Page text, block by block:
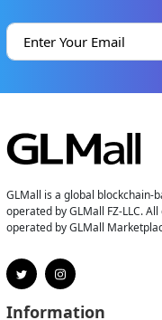
GLMall is a global blockchain-
operated by GLMall FZ-LLC.
operated by GLMall
Information